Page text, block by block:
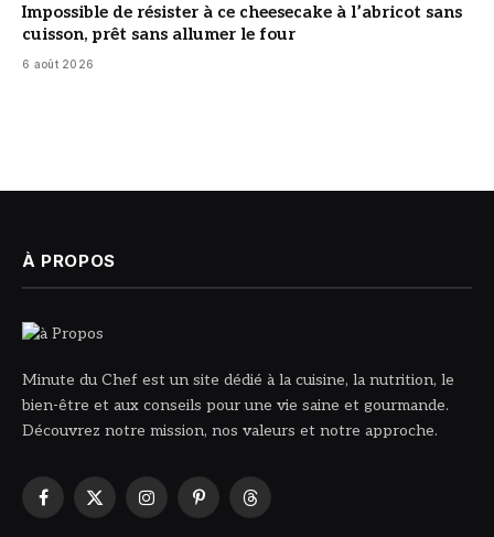
Impossible de résister à ce cheesecake à l’abricot sans
cuisson, prêt sans allumer le four
6 août 2026
À PROPOS
Minute du Chef est un site dédié à la cuisine, la nutrition, le
bien-être et aux conseils pour une vie saine et gourmande.
Découvrez notre mission, nos valeurs et notre approche.
Facebook
X
InstagramPinterestThreads